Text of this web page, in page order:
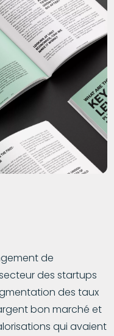
de
des startups
des taux
bon marché et
qui avaient